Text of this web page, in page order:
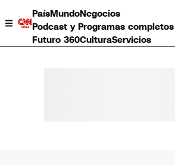
PaísMundoNegocios
Podcast y Programas completos
Futuro 360CulturaServicios